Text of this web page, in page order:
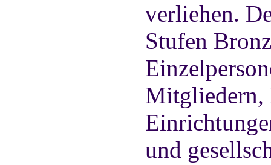
verliehen.
Stufen
Mitgliedern,
und